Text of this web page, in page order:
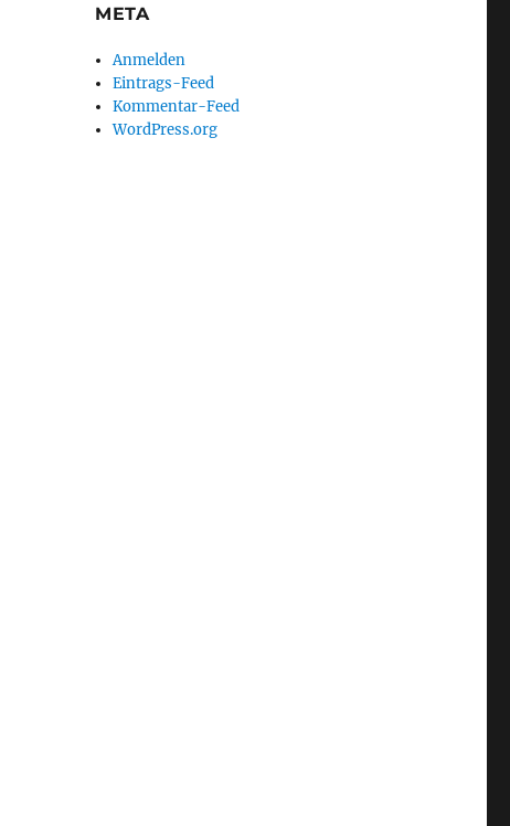
META
Anmelden
Eintrags-Feed
Kommentar-Feed
WordPress.org